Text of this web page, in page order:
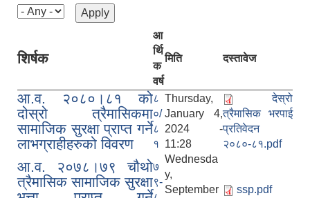
शिर्षक
आ
र्थि
क
वर्ष
मिति दस्तावेज
आ.व. २०८०।८१ को
दोस्रो त्रैमासिकमा
सामाजिक सुरक्षा प्राप्त गर्ने
लाभग्राहीहरुको विवरण
८
०/
८
१
Thursday,
January 4,
2024 -
11:28
देस्रो
त्रैमासिक भरपाई
प्रतिवेदन
२०८०-८१.pdf
आ.व. २०७८।७९ चौथो
त्रैमासिक सामाजिक सुरक्षा
७
९-
Wednesda
y,
September
ssp.pdf